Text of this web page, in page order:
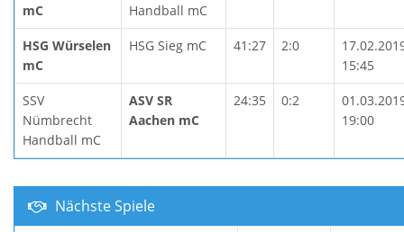
mC
Handball mC
HSG Würselen
mC
HSG Sieg mC 41:27 2:0
15:45
SSV
Nümbrecht
Handball mC
ASV SR
Aachen mC
24:35 0:2
19:00
Nächste Spiele